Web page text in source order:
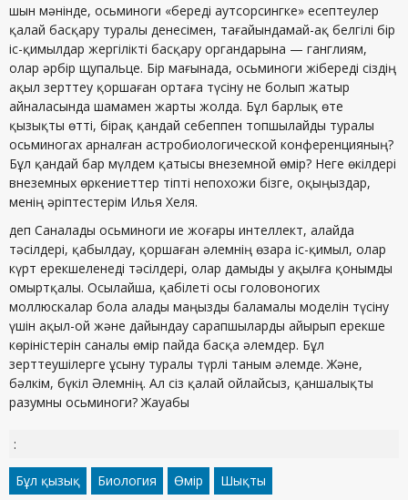
шын мәнінде, осьминоги «береді аутсорсингке» есептеулер
қалай басқару туралы денесімен, тағайындамай-ақ белгілі бір
іс-қимылдар жергілікті басқару органдарына — ганглиям,
олар әрбір щупальце. Бір мағынада, осьминоги жібереді сіздің
ақыл зерттеу қоршаған ортаға түсіну не болып жатыр
айналасында шамамен жарты жолда. Бұл барлық өте
қызықты өтті, бірақ қандай себеппен топшылайды туралы
осьминогах арналған астробиологической конференцияның?
Бұл қандай бар мүлдем қатысы внеземной өмір? Неге өкілдері
внеземных өркениеттер тіпті непохожи бізге, оқыңыздар,
менің әріптестерім Илья Хеля.
деп Саналады осьминоги ие жоғары интеллект, алайда
тәсілдері, қабылдау, қоршаған әлемнің өзара іс-қимыл, олар
күрт ерекшеленеді тәсілдері, олар дамыды у ақылға қонымды
омыртқалы. Осылайша, қабілеті осы головоногих
моллюскалар бола алады маңызды баламалы моделін түсіну
үшін ақыл-ой және дайындау сарапшыларды айырып ерекше
көріністерін саналы өмір пайда басқа әлемдер. Бұл
зерттеушілерге ұсыну туралы түрлі таным әлемде. Және,
бәлкім, бүкіл Әлемнің. Ал сіз қалай ойлайсыз, қаншалықты
разумны осьминоги? Жауабы
:
Бұл қызық Биология Өмір Шықты